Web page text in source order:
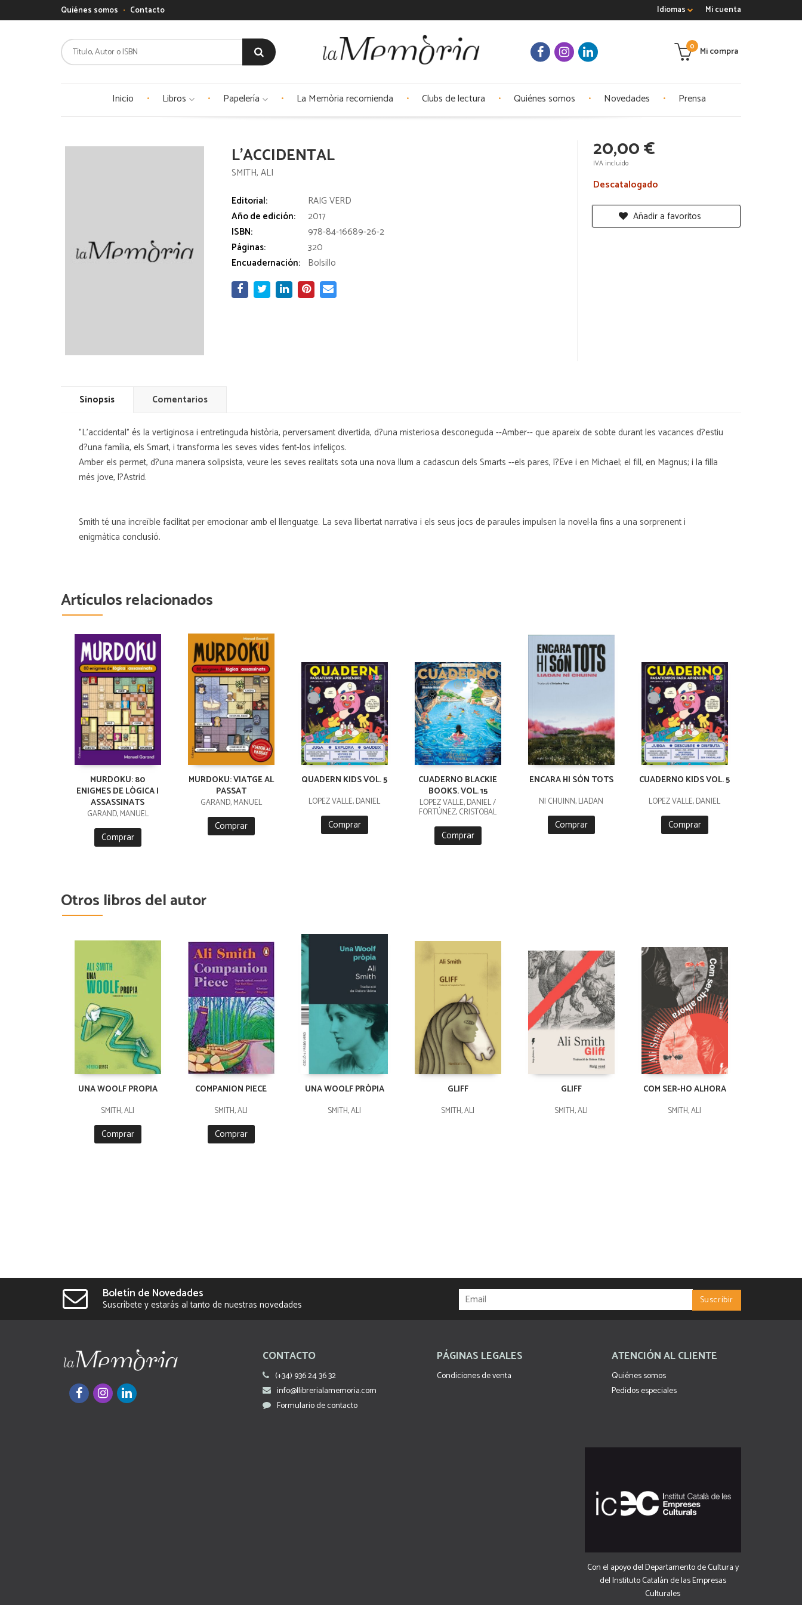
Mi cuenta
Idiomas
Quiénes somos Contacto
Mi compra
0
Inicio Libros Papelería La Memòria recomienda Clubs de lectura Quiénes somos Novedades Prensa
L'ACCIDENTAL
SMITH, ALI
Editorial:
RAIG VERD
Año de edición:
2017
ISBN:
978-84-16689-26-2
Páginas:
320
Encuadernación: Bolsillo
20,00 €
IVA incluido
Descatalogado
Añadir a favoritos
Sinopsis Comentarios
"L'accidental" és la vertiginosa i entretinguda història, perversament divertida, d?una misteriosa desconeguda --Amber-- que apareix de sobte durant les vacances d?estiu
d?una família, els Smart, i transforma les seves vides fent-los infeliços.
Amber els permet, d?una manera solipsista, veure les seves realitats sota una nova llum a cadascun dels Smarts --els pares, l?Eve i en Michael; el fill, en Magnus; i la filla
més jove, l?Astrid.
Smith té una increïble facilitat per emocionar amb el llenguatge. La seva llibertat narrativa i els seus jocs de paraules impulsen la novel·la fins a una sorprenent i
enigmàtica conclusió.
Artículos relacionados
MURDOKU: 80
ENIGMES DE LÒGICA I
ASSASSINATS
GARAND, MANUEL
Comprar
MURDOKU: VIATGE AL
PASSAT
GARAND, MANUEL
Comprar
QUADERN KIDS VOL. 5
LÓPEZ VALLE, DANIEL
Comprar
CUADERNO BLACKIE
BOOKS. VOL. 15
LÓPEZ VALLE, DANIEL /
FORTÚNEZ, CRISTOBAL
Comprar
ENCARA HI SÓN TOTS
NI CHUINN, LIADAN
Comprar
CUADERNO KIDS VOL. 5
LÓPEZ VALLE, DANIEL
Comprar
Otros libros del autor
UNA WOOLF PROPIA
SMITH, ALI
Comprar
COMPANION PIECE
SMITH, ALI
Comprar
UNA WOOLF PRÒPIA
SMITH, ALI
GLIFF
SMITH, ALI
GLIFF
SMITH, ALI
COM SER-HO ALHORA
SMITH, ALI
Boletín de Novedades
Suscríbete y estarás al tanto de nuestras novedades
CONTACTO
(+34) 936 24 36 32
info@llibrerialamemoria.com
Formulario de contacto
PÁGINAS LEGALES
Condiciones de venta
ATENCIÓN AL CLIENTE
Quiénes somos
Pedidos especiales
Con el apoyo del Departamento de Cultura y
del Instituto Catalán de las Empresas
Culturales